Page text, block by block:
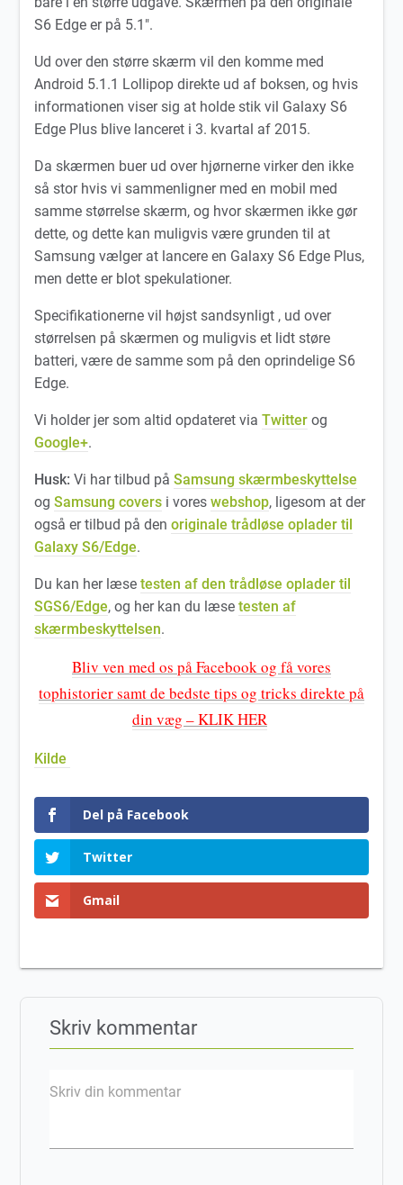
S6 Edge er på 5.1″.
Ud over den større skærm vil den komme med
Android 5.1.1 Lollipop direkte ud af boksen, og hvis
informationen viser sig at holde stik vil Galaxy S6
Edge Plus blive lanceret i 3. kvartal af 2015.
Da skærmen buer ud over hjørnerne virker den ikke
så stor hvis vi sammenligner med en mobil med
samme størrelse skærm, og hvor skærmen ikke gør
dette, og dette kan muligvis være grunden til at
Samsung vælger at lancere en Galaxy S6 Edge Plus,
men dette er blot spekulationer.
Specifikationerne vil højst sandsynligt , ud over
størrelsen på skærmen og muligvis et lidt støre
batteri, være de samme som på den oprindelige S6
Edge.
Vi holder jer som altid opdateret viaTwitter og
Google+.
Husk: Vi har tilbud påSamsung skærmbeskyttelse
ogSamsung covers i voreswebshop, ligesom at der
også er tilbud på denoriginale trådløse oplader til
Galaxy S6/Edge.
Du kan her læsetesten af den trådløse oplader til
SGS6/Edge, og her kan du læsetesten af
skærmbeskyttelsen.
Bliv ven med os på Facebook og få vores
tophistorier samt de bedste tips og tricks direkte på
din væg – KLIK HER
Kilde
Del på Facebook
Twitter
Gmail
Skriv kommentar
Skriv din kommentar